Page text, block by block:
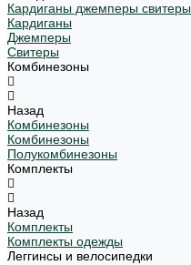
Кардиганы джемперы свитеры
Кардиганы
Джемперы
Свитеры
Комбинезоны
Назад
Комбинезоны
Комбинезоны
Полукомбинезоны
Комплекты
Назад
Комплекты
Комплекты одежды
Леггинсы и велосипедки